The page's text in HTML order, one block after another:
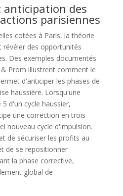
anticipation des
parisiennes
cotées à Paris, la théorie
révéler des opportunités
Des exemples documentés
Prom illustrent comment le
d'anticiper les phases de
haussière. Lorsqu'une
d'un cycle haussier,
une correction en trois
nouveau cycle d'impulsion.
de sécuriser les profits au
de se repositionner
la phase corrective,
global de